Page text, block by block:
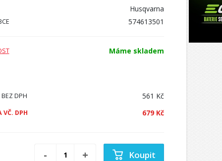
Husqvarna
574613501
Máme skladem
BEZ DPH 561 Kč
VČ. DPH 679 Kč
Koupit